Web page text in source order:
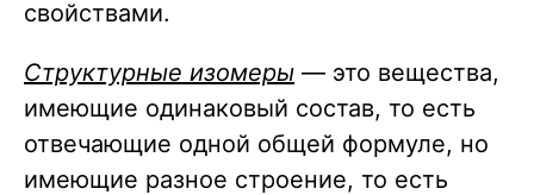
свойствами.
Структурные изомеры — это вещества,
имеющие одинаковый состав, то есть
отвечающие одной общей формуле, но
имеющие разное строение, то есть